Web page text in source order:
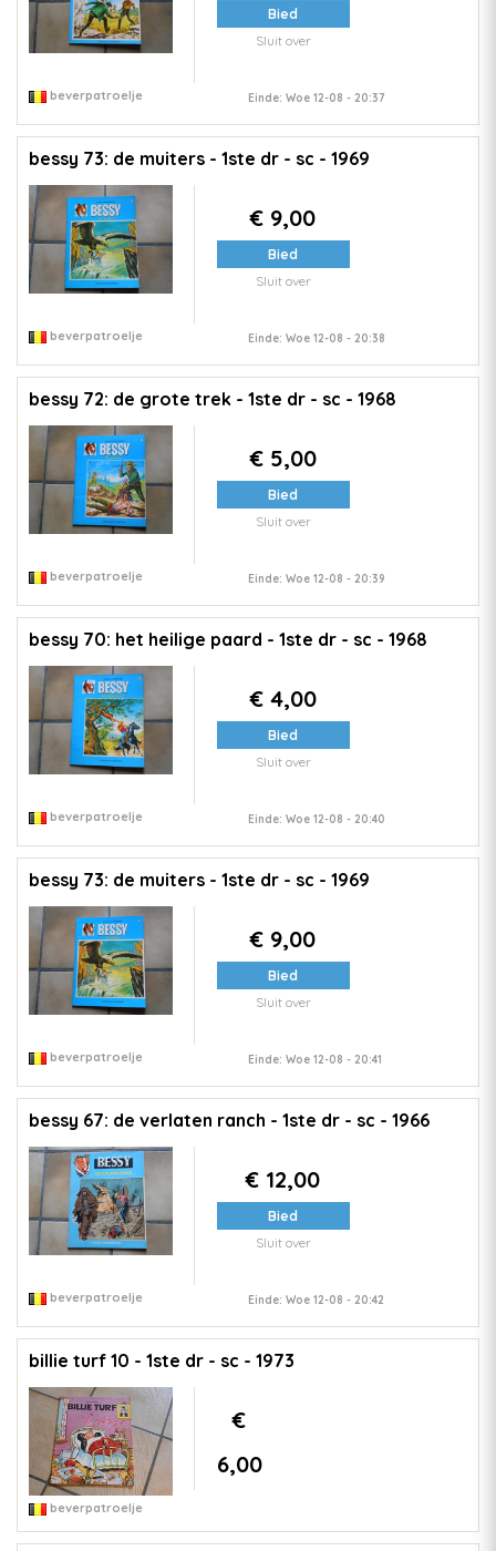
Bied
Sluit over
beverpatroelje Einde: Woe 12-08 - 20:37
bessy 73: de muiters - 1ste dr - sc - 1969
€ 9,00
Bied
Sluit over
beverpatroelje Einde: Woe 12-08 - 20:38
bessy 72: de grote trek - 1ste dr - sc - 1968
€ 5,00
Bied
Sluit over
beverpatroelje Einde: Woe 12-08 - 20:39
bessy 70: het heilige paard - 1ste dr - sc - 1968
€ 4,00
Bied
Sluit over
beverpatroelje Einde: Woe 12-08 - 20:40
bessy 73: de muiters - 1ste dr - sc - 1969
€ 9,00
Bied
Sluit over
beverpatroelje Einde: Woe 12-08 - 20:41
bessy 67: de verlaten ranch - 1ste dr - sc - 1966
€ 12,00
Bied
Sluit over
beverpatroelje Einde: Woe 12-08 - 20:42
billie turf 10 - 1ste dr - sc - 1973
€
6,00
beverpatroelje